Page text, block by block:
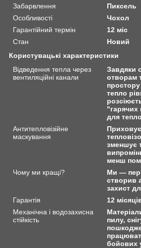
Забарвлення
Пиксель
Особливості
Чохол
Гарантійний термін
12 міс
Стан
Новий
Користувацькі характеристики
Відведення тепла через
вентиляційні канали
Завдяки
отворам
тепло
для
Антитепловізійне
маскування
зменшує
менш
Чому ми кращі?
Ми —
створив
захист
Гарантія
12
Механічна і водозахисна
стійкість
пилу,
бойових